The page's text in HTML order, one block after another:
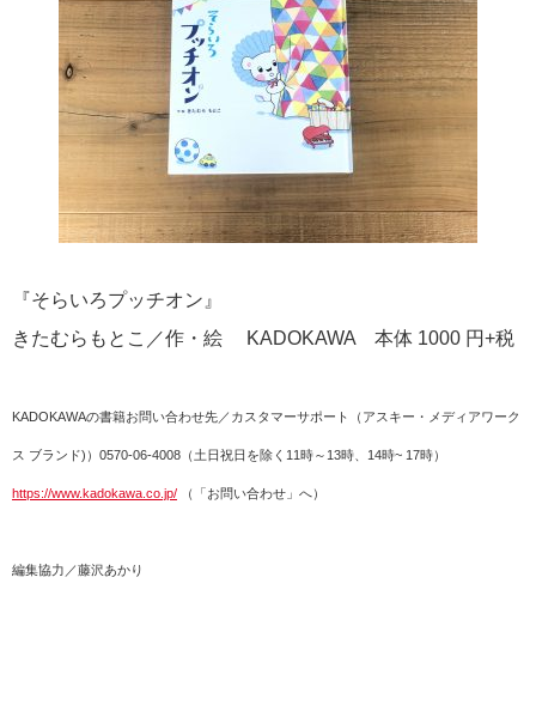
『そらいろプッチオン』
きたむらもとこ／作・絵 KADOKAWA 本体 1000 円+税
KADOKAWAの書籍お問い合わせ先／カスタマーサポート（アスキー・メディアワーク
ス ブランド)）0570-06-4008（土日祝日を除く11時～13時、14時~ 17時）
https://www.kadokawa.co.jp/ （「お問い合わせ」へ）
編集協力／藤沢あかり